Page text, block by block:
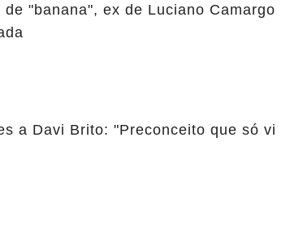
"banana", ex de Luciano Camargo
a Davi Brito: "Preconceito que só vi